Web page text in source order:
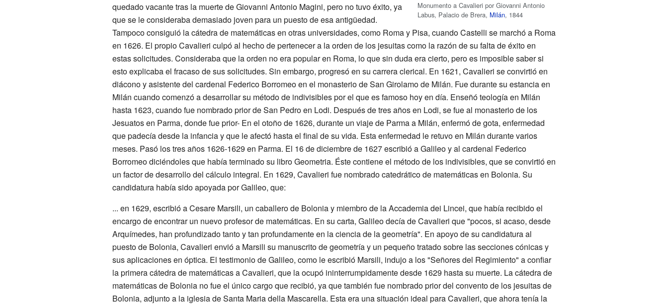
Monumento a Cavalieri por Giovanni Antonio
Labus, Palacio de Brera, Milán, 1844
quedado vacante tras la muerte de Giovanni Antonio Magini, pero no tuvo éxito, ya
que se le consideraba demasiado joven para un puesto de esa antigüedad.
Tampoco consiguió la cátedra de matemáticas en otras universidades, como Roma y Pisa, cuando Castelli se marchó a Roma
en 1626. El propio Cavalieri culpó al hecho de pertenecer a la orden de los jesuitas como la razón de su falta de éxito en
estas solicitudes. Consideraba que la orden no era popular en Roma, lo que sin duda era cierto, pero es imposible saber si
esto explicaba el fracaso de sus solicitudes. Sin embargo, progresó en su carrera clerical. En 1621, Cavalieri se convirtió en
diácono y asistente del cardenal Federico Borromeo en el monasterio de San Girolamo de Milán. Fue durante su estancia en
Milán cuando comenzó a desarrollar su método de indivisibles por el que es famoso hoy en día. Enseñó teología en Milán
hasta 1623, cuando fue nombrado prior de San Pedro en Lodi. Después de tres años en Lodi, se fue al monasterio de los
Jesuatos en Parma, donde fue prior- En el otoño de 1626, durante un viaje de Parma a Milán, enfermó de gota, enfermedad
que padecía desde la infancia y que le afectó hasta el final de su vida. Esta enfermedad le retuvo en Milán durante varios
meses. Pasó los tres años 1626-1629 en Parma. El 16 de diciembre de 1627 escribió a Galileo y al cardenal Federico
Borromeo diciéndoles que había terminado su libro Geometria. Éste contiene el método de los indivisibles, que se convirtió en
un factor de desarrollo del cálculo integral. En 1629, Cavalieri fue nombrado catedrático de matemáticas en Bolonia. Su
candidatura había sido apoyada por Galileo, que:
... en 1629, escribió a Cesare Marsili, un caballero de Bolonia y miembro de la Accademia dei Lincei, que había recibido el
encargo de encontrar un nuevo profesor de matemáticas. En su carta, Galileo decía de Cavalieri que "pocos, si acaso, desde
Arquímedes, han profundizado tanto y tan profundamente en la ciencia de la geometría". En apoyo de su candidatura al
puesto de Bolonia, Cavalieri envió a Marsili su manuscrito de geometría y un pequeño tratado sobre las secciones cónicas y
sus aplicaciones en óptica. El testimonio de Galileo, como le escribió Marsili, indujo a los "Señores del Regimiento" a confiar
la primera cátedra de matemáticas a Cavalieri, que la ocupó ininterrumpidamente desde 1629 hasta su muerte. La cátedra de
matemáticas de Bolonia no fue el único cargo que recibió, ya que también fue nombrado prior del convento de los jesuitas de
Bolonia, adjunto a la iglesia de Santa Maria della Mascarella. Esta era una situación ideal para Cavalieri, que ahora tenía la